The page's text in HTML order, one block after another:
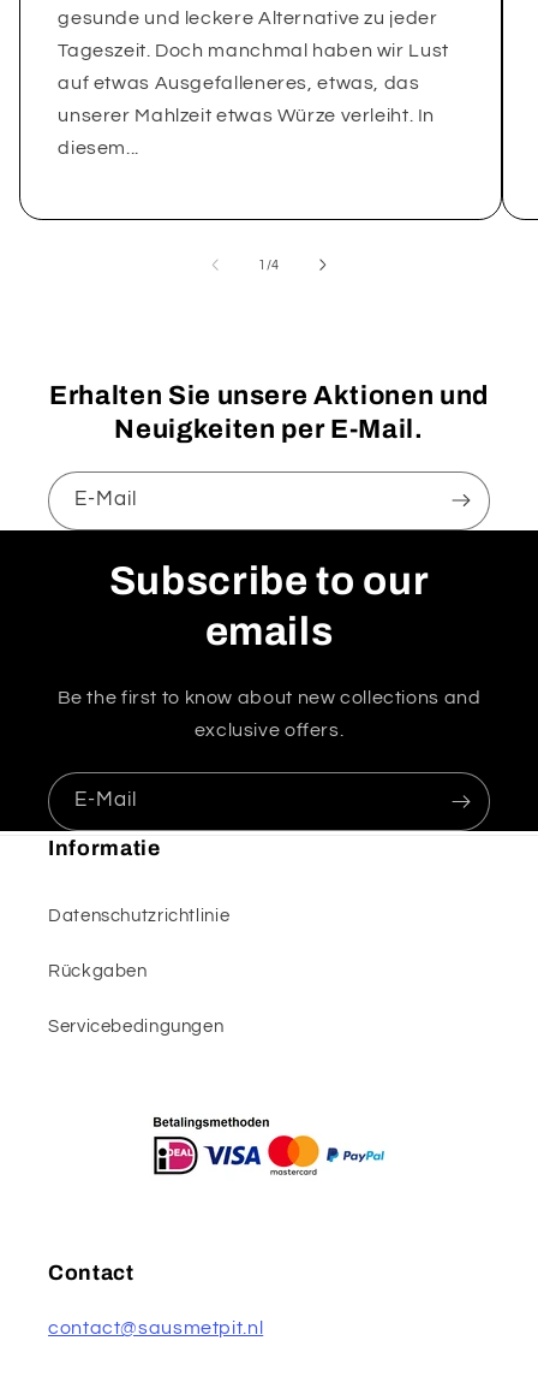
gesunde und leckere Alternative zu jeder
Tageszeit. Doch manchmal haben wir Lust
auf etwas Ausgefalleneres, etwas, das
unserer Mahlzeit etwas Würze verleiht. In
diesem...
1 /von
4
Erhalten Sie unsere Aktionen und
Neuigkeiten per E-Mail.
E-Mail
Subscribe to our
emails
Be the first to know about new collections and
exclusive offers.
E-Mail
Informatie
Datenschutzrichtlinie
Rückgaben
Servicebedingungen
Contact
contact@sausmetpit.nl